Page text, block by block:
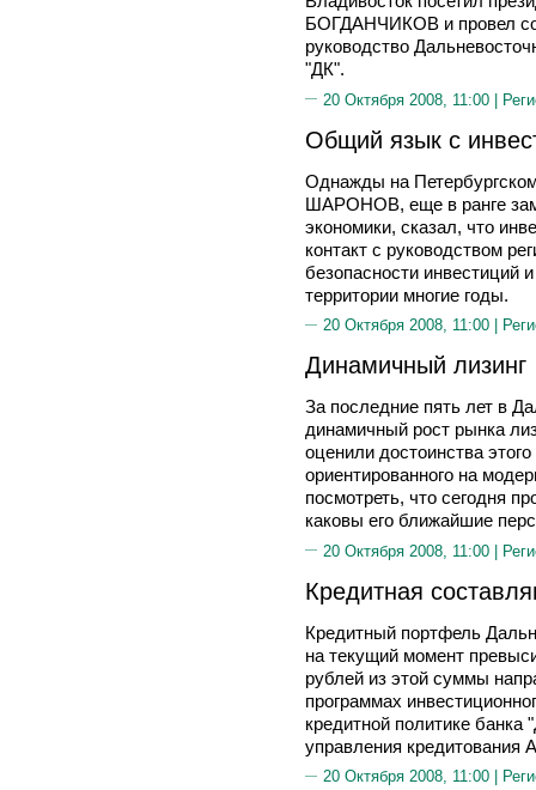
БОГДАНЧИКОВ и провел
руководство
"ДК".
20 Октября 2008, 11:00 |
Общий язык с
Однажды на
ШАРОНОВ, еще в ранге
экономики, сказал, что
контакт с руководством
безопасности инвестиций
территории многие годы.
20 Октября 2008, 11:00 |
Динамичный лизинг
За последние пять лет в
динамичный рост рынка
оценили достоинства
ориентированного на
посмотреть, что сегодня
каковы его ближайшие
20 Октября 2008, 11:00 |
Кредитная
Кредитный портфель
на текущий момент
рублей из этой суммы
программах
кредитной политике
управления
20 Октября 2008, 11:00 |